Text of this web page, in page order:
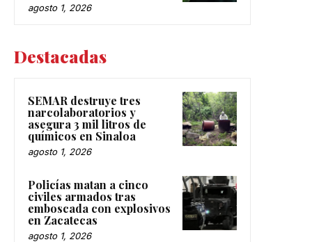
agosto 1, 2026
Destacadas
SEMAR destruye tres
narcolaboratorios y
asegura 3 mil litros de
químicos en Sinaloa
agosto 1, 2026
Policías matan a cinco
civiles armados tras
emboscada con explosivos
en Zacatecas
agosto 1, 2026